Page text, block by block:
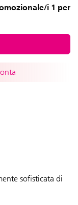
i 1 per
sofisticata di